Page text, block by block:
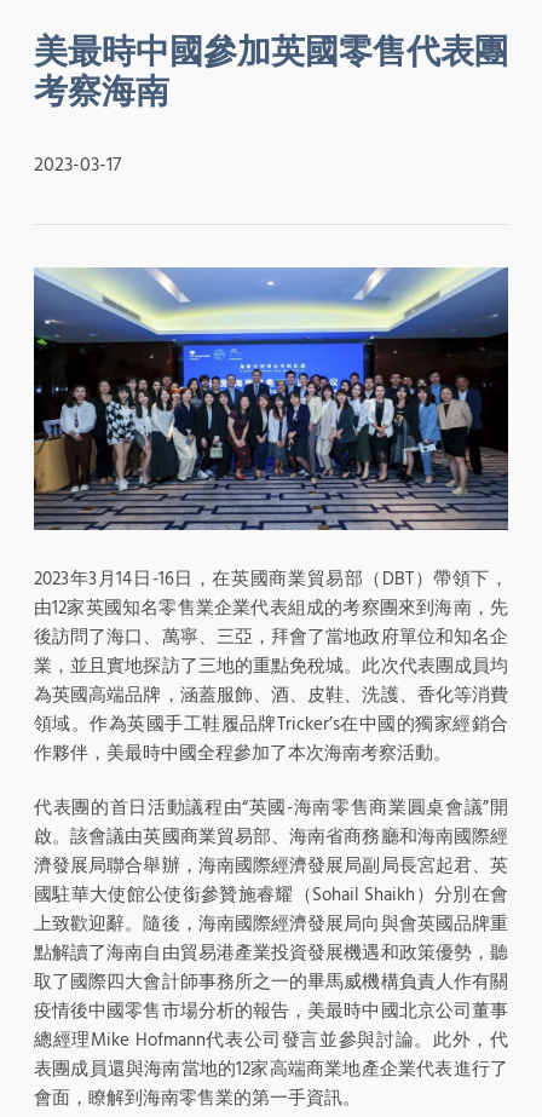
美最時中國參加英國零售代表團
考察海南
2023-03-17
2023年3月14日-16日，在英國商業貿易部（DBT）帶領下，
由12家英國知名零售業企業代表組成的考察團來到海南，先
後訪問了海口、萬寧、三亞，拜會了當地政府單位和知名企
業，並且實地探訪了三地的重點免稅城。此次代表團成員均
為英國高端品牌，涵蓋服飾、酒、皮鞋、洗護、香化等消費
領域。作為英國手工鞋履品牌Tricker’s在中國的獨家經銷合
作夥伴，美最時中國全程參加了本次海南考察活動。
代表團的首日活動議程由“英國-海南零售商業圓桌會議”開
啟。該會議由英國商業貿易部、海南省商務廳和海南國際經
濟發展局聯合舉辦，海南國際經濟發展局副局長宮起君、英
國駐華大使館公使銜參贊施睿耀（Sohail Shaikh）分別在會
上致歡迎辭。隨後，海南國際經濟發展局向與會英國品牌重
點解讀了海南自由貿易港產業投資發展機遇和政策優勢，聽
取了國際四大會計師事務所之一的畢馬威機構負責人作有關
疫情後中國零售市場分析的報告，美最時中國北京公司董事
總經理Mike Hofmann代表公司發言並參與討論。此外，代
表團成員還與海南當地的12家高端商業地產企業代表進行了
會面，瞭解到海南零售業的第一手資訊。